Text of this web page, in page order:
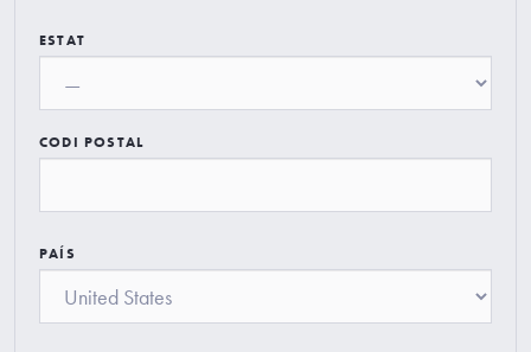
ESTAT
CODI POSTAL
PAÍS